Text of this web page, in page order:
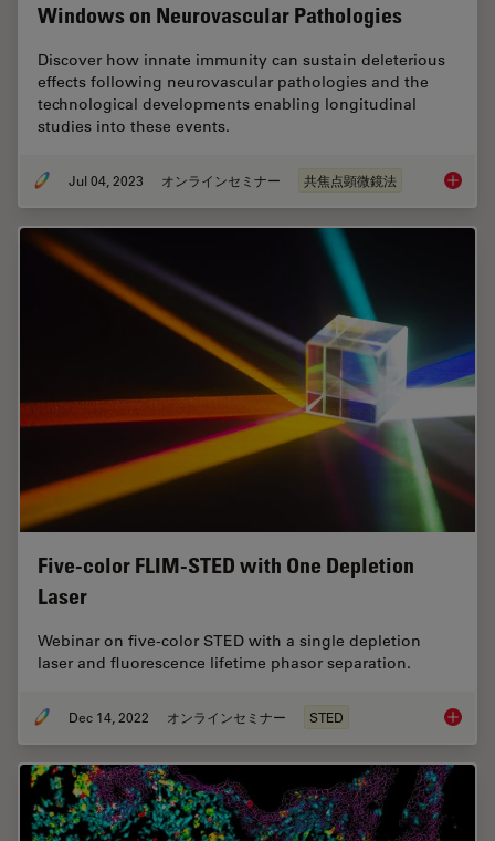
Windows on Neurovascular Pathologies
Discover how innate immunity can sustain deleterious
effects following neurovascular pathologies and the
technological developments enabling longitudinal
studies into these events.
Jul 04, 2023 オンラインセミナー 共焦点顕微鏡法
Five-color FLIM-STED with One Depletion
Laser
Webinar on five-color STED with a single depletion
laser and fluorescence lifetime phasor separation.
Dec 14, 2022 オンラインセミナー STED Five-